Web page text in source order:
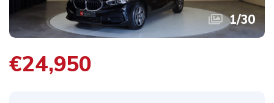
1/30
€24,950